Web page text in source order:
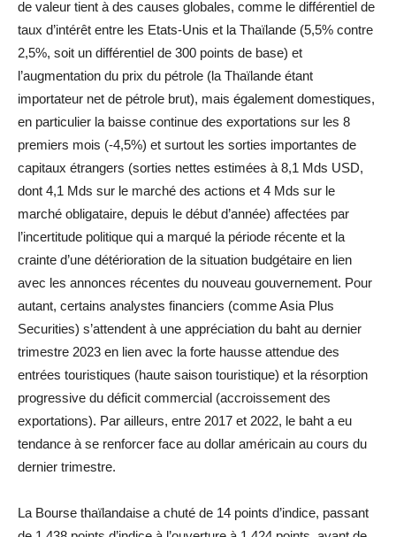
de valeur tient à des causes globales, comme le différentiel de
taux d’intérêt entre les Etats-Unis et la Thaïlande (5,5% contre
2,5%, soit un différentiel de 300 points de base) et
l’augmentation du prix du pétrole (la Thaïlande étant
importateur net de pétrole brut), mais également domestiques,
en particulier la baisse continue des exportations sur les 8
premiers mois (-4,5%) et surtout les sorties importantes de
capitaux étrangers (sorties nettes estimées à 8,1 Mds USD,
dont 4,1 Mds sur le marché des actions et 4 Mds sur le
marché obligataire, depuis le début d’année) affectées par
l’incertitude politique qui a marqué la période récente et la
crainte d’une détérioration de la situation budgétaire en lien
avec les annonces récentes du nouveau gouvernement. Pour
autant, certains analystes financiers (comme Asia Plus
Securities) s’attendent à une appréciation du baht au dernier
trimestre 2023 en lien avec la forte hausse attendue des
entrées touristiques (haute saison touristique) et la résorption
progressive du déficit commercial (accroissement des
exportations). Par ailleurs, entre 2017 et 2022, le baht a eu
tendance à se renforcer face au dollar américain au cours du
dernier trimestre.
La Bourse thaïlandaise a chuté de 14 points d’indice, passant